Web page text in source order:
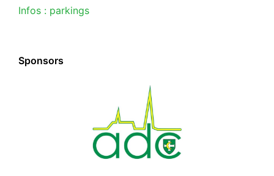
Infos : parkings
Sponsors